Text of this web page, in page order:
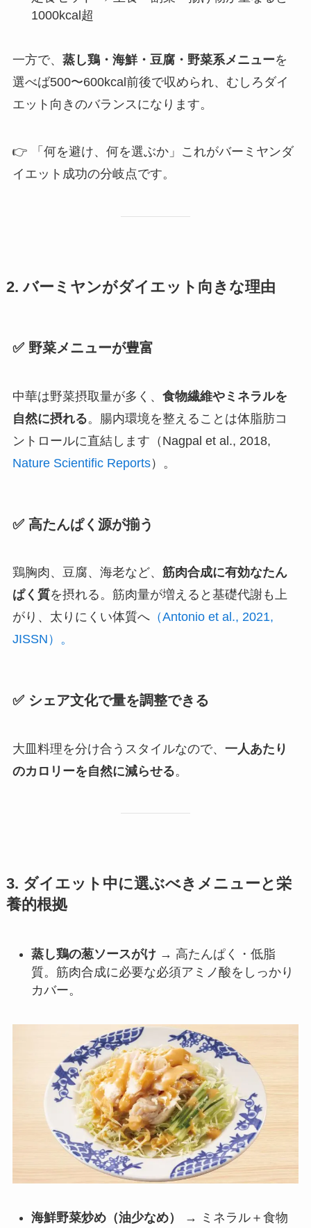
1000kcal超
一方で、 蒸し鶏・海鮮・豆腐・野菜系メニューを
選べば500〜600kcal前後で収められ、むしろダイ
エット向きのバランスになります。
👉 「何を避け、何を選ぶか」これがバーミヤンダ
イエット成功の分岐点です。
2. バーミヤンがダイエット向きな理由
✅ 野菜メニューが豊富
中華は野菜摂取量が多く、 食物繊維やミネラルを
自然に摂れる。腸内環境を整えることは体脂肪コ
ントロールに直結します（Nagpal et al., 2018,
Nature Scientific Reports）。
✅ 高たんぱく源が揃う
鶏胸肉、豆腐、海老など、 筋肉合成に有効なたん
ぱく質を摂れる。筋肉量が増えると基礎代謝も上
がり、太りにくい体質へ（Antonio et al., 2021,
JISSN）。
✅ シェア文化で量を調整できる
大皿料理を分け合うスタイルなので、 一人あたり
のカロリーを自然に減らせる。
3. ダイエット中に選ぶべきメニューと栄
養的根拠
蒸し鶏の葱ソースがけ→ 高たんぱく・低脂
質。筋肉合成に必要な必須アミノ酸をしっかり
カバー。
海鮮野菜炒め（油少なめ）
→ ミネラル＋食物